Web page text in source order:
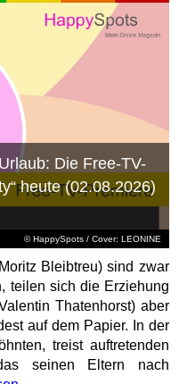
© HappySpots / Cover: LEONINE
Die Free-TV-
heute (02.08.2026)
Bleibtreu) sind zwar
teilen sich die Erziehung
Thatenhorst) aber
auf dem Papier. In der
treist auftretenden
seinen Eltern nach